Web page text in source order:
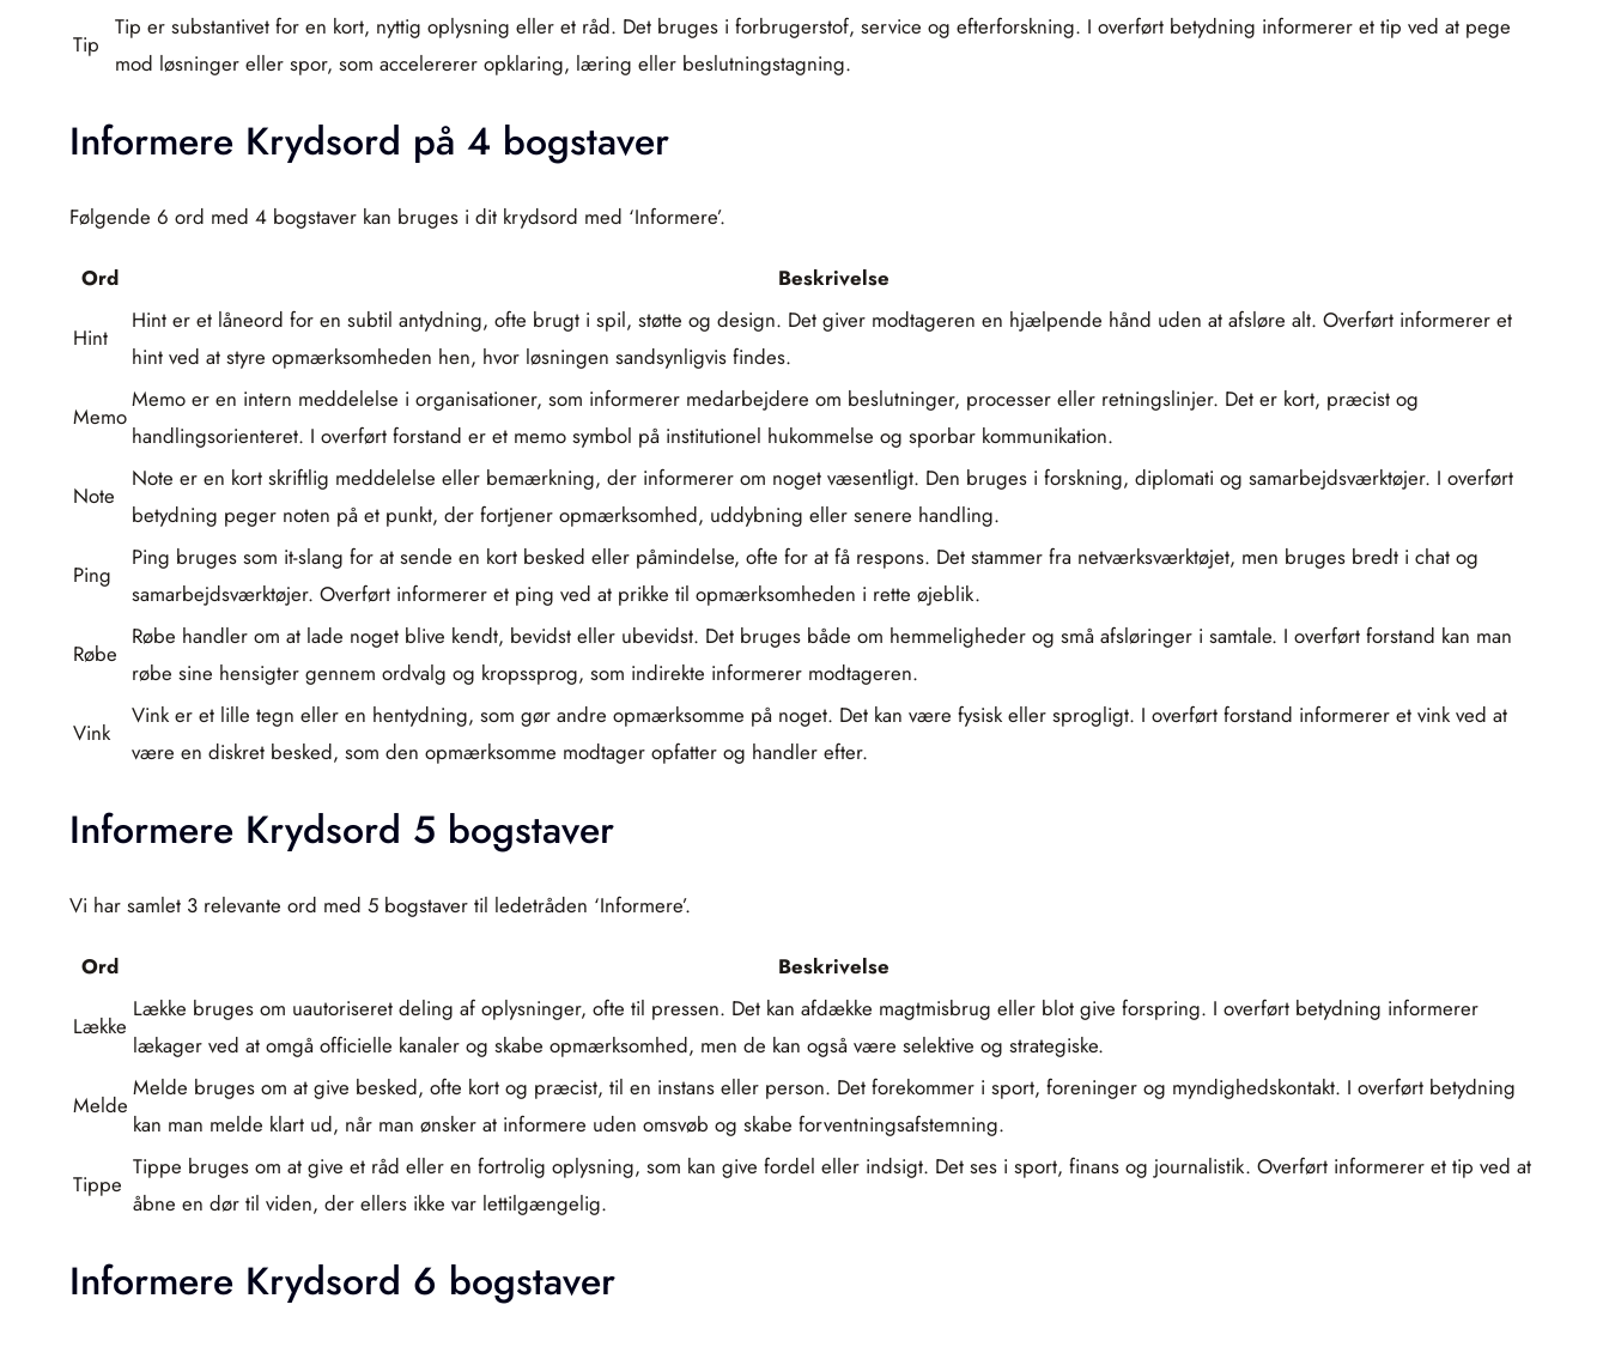
Tip
Tip er substantivet for en kort, nyttig oplysning eller et råd. Det bruges i forbrugerstof, service og efterforskning. I overført betydning informerer et tip ved at pege
mod løsninger eller spor, som accelererer opklaring, læring eller beslutningstagning.
Informere Krydsord på 4 bogstaver
Følgende 6 ord med 4 bogstaver kan bruges i dit krydsord med ‘Informere’.
Ord Beskrivelse
Hint
Hint er et låneord for en subtil antydning, ofte brugt i spil, støtte og design. Det giver modtageren en hjælpende hånd uden at afsløre alt. Overført informerer et
hint ved at styre opmærksomheden hen, hvor løsningen sandsynligvis findes.
Memo
Memo er en intern meddelelse i organisationer, som informerer medarbejdere om beslutninger, processer eller retningslinjer. Det er kort, præcist og
handlingsorienteret. I overført forstand er et memo symbol på institutionel hukommelse og sporbar kommunikation.
Note
Note er en kort skriftlig meddelelse eller bemærkning, der informerer om noget væsentligt. Den bruges i forskning, diplomati og samarbejdsværktøjer. I overført
betydning peger noten på et punkt, der fortjener opmærksomhed, uddybning eller senere handling.
Ping
Ping bruges som it-slang for at sende en kort besked eller påmindelse, ofte for at få respons. Det stammer fra netværksværktøjet, men bruges bredt i chat og
samarbejdsværktøjer. Overført informerer et ping ved at prikke til opmærksomheden i rette øjeblik.
Røbe
Røbe handler om at lade noget blive kendt, bevidst eller ubevidst. Det bruges både om hemmeligheder og små afsløringer i samtale. I overført forstand kan man
røbe sine hensigter gennem ordvalg og kropssprog, som indirekte informerer modtageren.
Vink
Vink er et lille tegn eller en hentydning, som gør andre opmærksomme på noget. Det kan være fysisk eller sprogligt. I overført forstand informerer et vink ved at
være en diskret besked, som den opmærksomme modtager opfatter og handler efter.
Informere Krydsord 5 bogstaver
Vi har samlet 3 relevante ord med 5 bogstaver til ledetråden ‘Informere’.
Ord Beskrivelse
Lække
Lække bruges om uautoriseret deling af oplysninger, ofte til pressen. Det kan afdække magtmisbrug eller blot give forspring. I overført betydning informerer
lækager ved at omgå officielle kanaler og skabe opmærksomhed, men de kan også være selektive og strategiske.
Melde
Melde bruges om at give besked, ofte kort og præcist, til en instans eller person. Det forekommer i sport, foreninger og myndighedskontakt. I overført betydning
kan man melde klart ud, når man ønsker at informere uden omsvøb og skabe forventningsafstemning.
Tippe
Tippe bruges om at give et råd eller en fortrolig oplysning, som kan give fordel eller indsigt. Det ses i sport, finans og journalistik. Overført informerer et tip ved at
åbne en dør til viden, der ellers ikke var lettilgængelig.
Informere Krydsord 6 bogstaver